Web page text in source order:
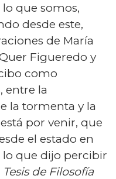
que somos,
desde este,
de María
Figueredo y
como
entre la
la tormenta y la
por venir, que
el estado en
que dijo percibir
Tesis de Filosofía